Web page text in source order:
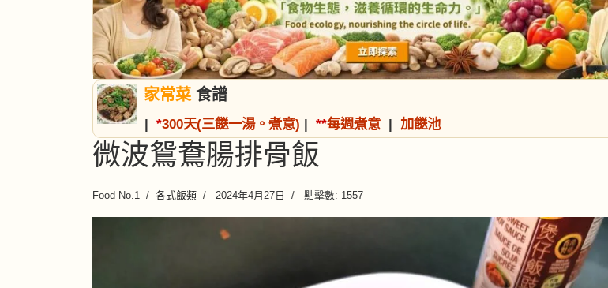
家常菜 食譜
| *300天(三餸一湯。煮意) | **每週煮意 | 加餸池
微波鴛鴦腸排骨飯
Food No.1 各式飯類 2024年4月27日 點擊數: 1557